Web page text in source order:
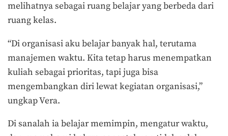
melihatnya sebagai ruang belajar yang berbeda dari
ruang kelas.
“Di organisasi aku belajar banyak hal, terutama
manajemen waktu. Kita tetap harus menempatkan
kuliah sebagai prioritas, tapi juga bisa
mengembangkan diri lewat kegiatan organisasi,”
ungkap Vera.
Di sanalah ia belajar memimpin, mengatur waktu,